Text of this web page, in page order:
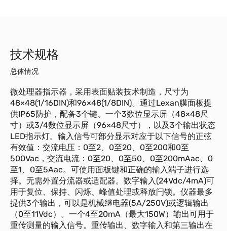
技术规格
总体情况
微处理器指示器，采用表面贴装技术制造，尺寸为
48×48(1/16DIN)和96×48(1/8DIN)。通过Lexan膜面板提
供IP65防护，配备3个键、一个3数位显示屏（48×48尺
寸）或3/4数位显示屏（96×48尺寸），以及3个输出状态
LED指示灯。输入信号可部分显示对应于以下信号的正弦
有效值：交流电压：0至2、0至20、0至200和0至
500Vac，交流电流：0至20、0至50、0至200mAac、0
至1、0至5Aac。可使用面板键和正确的输入端子进行选
择。无需外置分流器或适配器。数字输入(24Vdc/4mA)可
用于复位、保持、闪烁、峰值处理或释放闩锁。仪器最多
提供3个输出，可以是机械继电器(5A/250V)或逻辑输出
（0至11Vdc）。一个4至20mA（最大150W）输出可用于
重传测量的输入信号。重传输出、数字输入和第三输出在